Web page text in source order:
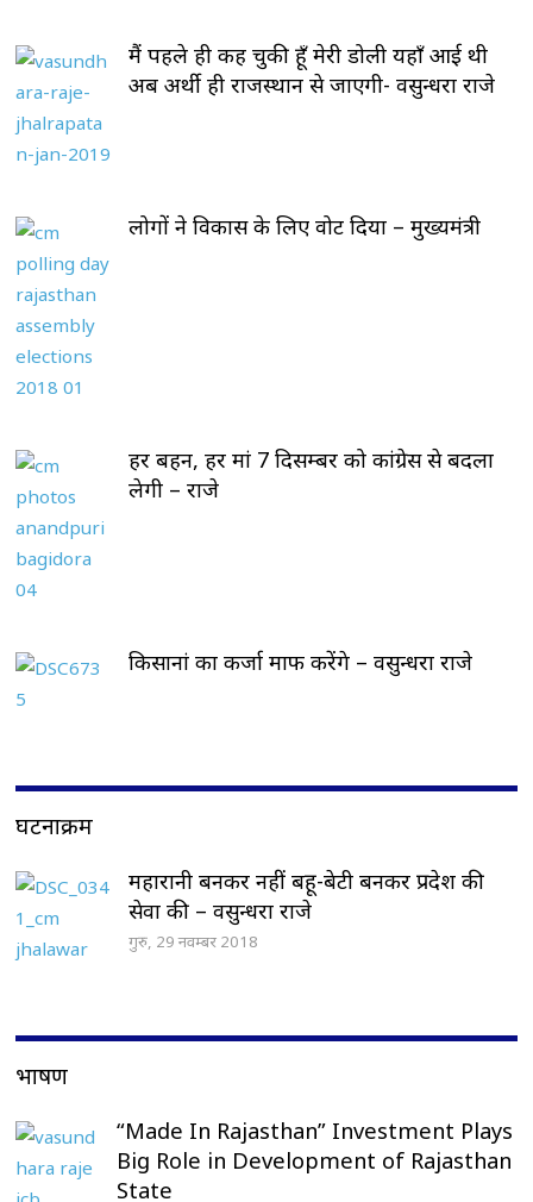
मैं पहले ही कह चुकी हूँ मेरी डोली यहाँ आई थी
अब अर्थी ही राजस्थान से जाएगी- वसुन्धरा राजे
लोगों ने विकास के लिए वोट दिया – मुख्यमंत्री
हर बहन, हर मां 7 दिसम्बर को कांग्रेस से बदला
लेगी – राजे
किसानां का कर्जा माफ करेंगे – वसुन्धरा राजे
घटनाक्रम
महारानी बनकर नहीं बहू-बेटी बनकर प्रदेश की
सेवा की – वसुन्धरा राजे
गुरु, 29 नवम्बर 2018
भाषण
“Made In Rajasthan” Investment Plays
Big Role in Development of Rajasthan
State